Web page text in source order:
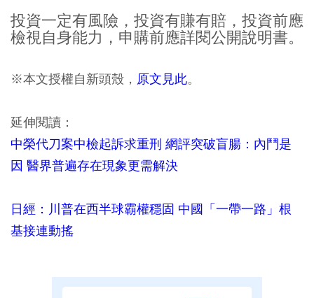
投資一定有風險，投資有賺有賠，投資前應
檢視自身能力，申購前應詳閱公開說明書。
※本文授權自新頭殼， 原文見此。
延伸閱讀：
中榮代刀案中檢起訴求重刑 網評突破盲腸：內鬥是
因 醫界普遍存在現象更需解決
日經：川普在西半球霸權穩固 中國「一帶一路」根
基接連動搖